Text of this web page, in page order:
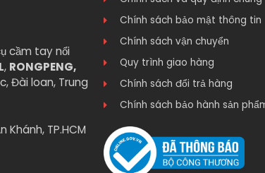
cầm tay nổi
, RONGPENG,
Đài loan, Trung
Khánh, TP.HCM
Chính sách bảo mật thông tin
Chính sách vận chuyển
Quy trình giao hàng
Chính sách đổi trả hàng
Chính sách bảo hành sản